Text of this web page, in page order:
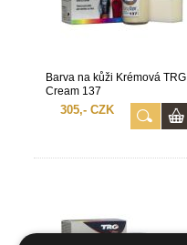
Barva na kůži Krémová TRG
Cream 137
305,- CZK